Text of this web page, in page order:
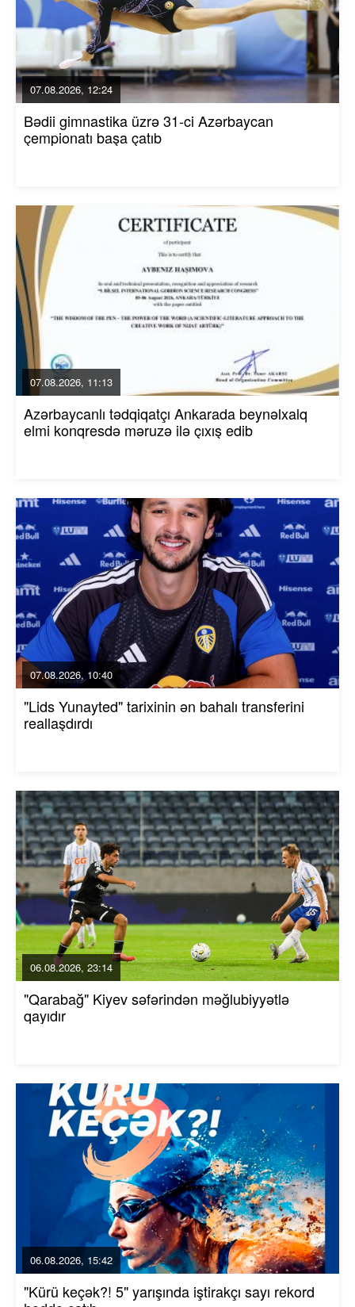
07.08.2026, 12:24
Bədii gimnastika üzrə 31-ci Azərbaycan
çempionatı başa çatıb
07.08.2026, 11:13
Azərbaycanlı tədqiqatçı Ankarada beynəlxalq
elmi konqresdə məruzə ilə çıxış edib
07.08.2026, 10:40
"Lids Yunayted" tarixinin ən bahalı transferini
reallaşdırdı
06.08.2026, 23:14
"Qarabağ" Kiyev səfərindən məğlubiyyətlə
qayıdır
06.08.2026, 15:42
"Kürü keçək?! 5" yarışında iştirakçı sayı rekord